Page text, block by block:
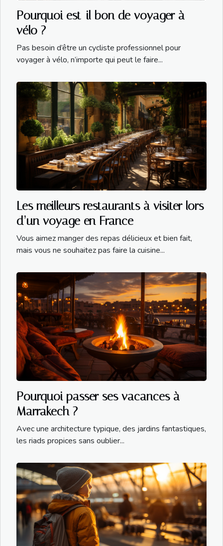
Pourquoi est-il bon de voyager à
vélo ?
Pas besoin d’être un cycliste professionnel pour
voyager à vélo, n’importe qui peut le faire...
Les meilleurs restaurants à visiter lors
d’un voyage en France
Vous aimez manger des repas délicieux et bien fait,
mais vous ne souhaitez pas faire la cuisine...
Pourquoi passer ses vacances à
Marrakech ?
Avec une architecture typique, des jardins fantastiques,
les riads propices sans oublier...